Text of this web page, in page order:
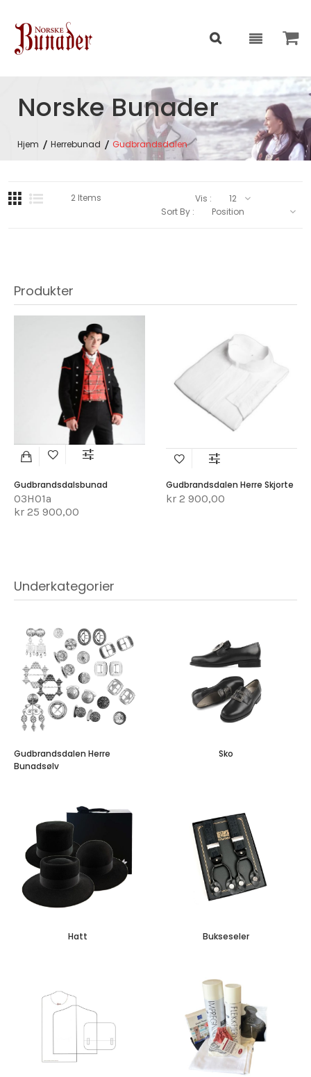
Norske Bunader
Hjem Herrebunad Gudbrandsdalen
Produkter
Gudbrandsdalsbunad
03H01a
kr 25 900,00
Gudbrandsdalen Herre Skjorte
kr 2 900,00
Underkategorier
Gudbrandsdalen Herre
Bunadsølv
Sko
Hatt Bukseseler
2Items
Vis :
Sort By :